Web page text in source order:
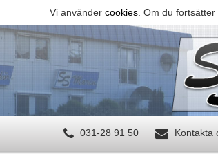
Vi använder cookies. Om du fortsätter
031-28 91 50 Kontakta